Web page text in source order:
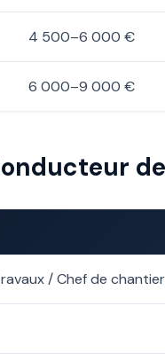
4 500–6 000 €
6 000–9 000 €
/ Chef de